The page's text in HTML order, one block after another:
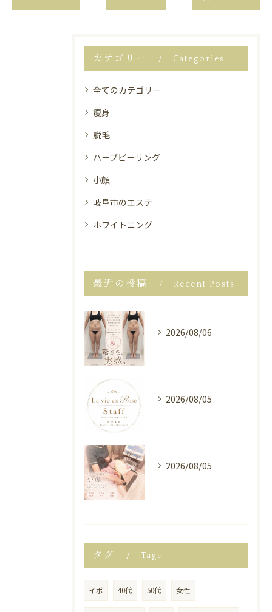
カテゴリー Categories
全てのカテゴリー
痩身
脱毛
ハーブピーリング
小顔
岐阜市のエステ
ホワイトニング
最近の投稿 Recent Posts
2026/08/06
2026/08/05
2026/08/05
タグ Tags
イボ 40代 50代 女性